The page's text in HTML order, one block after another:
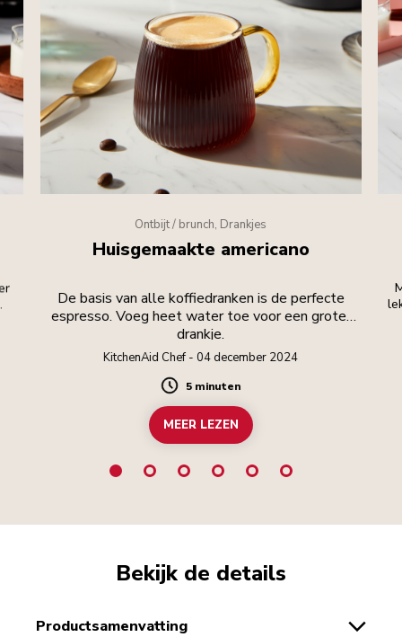
Ontbijt / brunch, Drankjes
Huisgemaakte americano
De basis van alle koffiedranken is de perfecte
espresso. Voeg heet water toe voor een groter
drankje.
KitchenAid Chef - 04 december 2024
Duration
5 minuten
MEER LEZEN
Bekijk de details
productsamenvatting